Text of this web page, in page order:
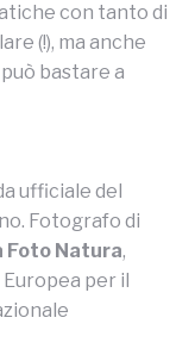
con tanto di
(!), ma anche
bastare a
ufficiale del
Fotografo di
Foto Natura,
per il